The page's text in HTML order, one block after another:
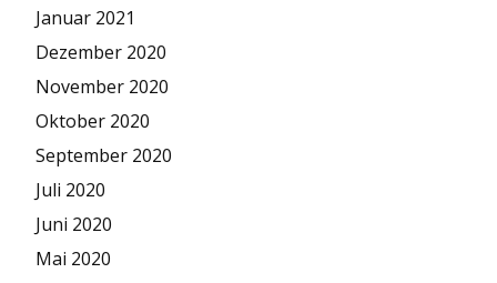
Januar 2021
Dezember 2020
November 2020
Oktober 2020
September 2020
Juli 2020
Juni 2020
Mai 2020